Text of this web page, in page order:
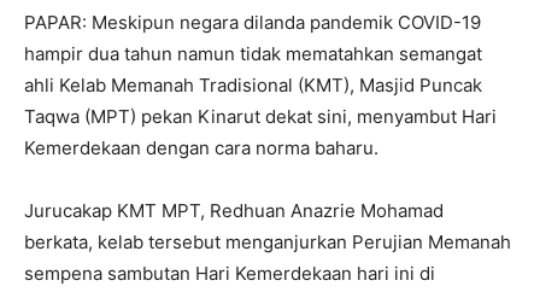
PAPAR: Meskipun negara dilanda pandemik COVID-19
hampir dua tahun namun tidak mematahkan semangat
ahli Kelab Memanah Tradisional (KMT), Masjid Puncak
Taqwa (MPT) pekan Kinarut dekat sini, menyambut Hari
Kemerdekaan dengan cara norma baharu.
Jurucakap KMT MPT, Redhuan Anazrie Mohamad
berkata, kelab tersebut menganjurkan Perujian Memanah
sempena sambutan Hari Kemerdekaan hari ini di